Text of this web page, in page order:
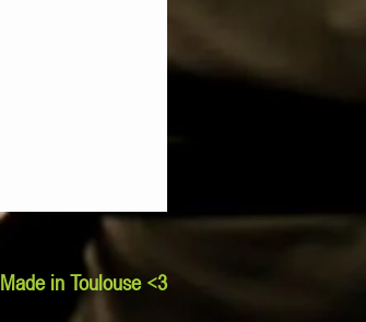
Made in Toulouse <3